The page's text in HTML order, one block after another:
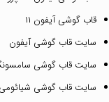
قاب گوشی آیفون ۱۱
سایت قاب گوشی آیفون
سایت قاب گوشی
سایت قاب گوشی شیائومی